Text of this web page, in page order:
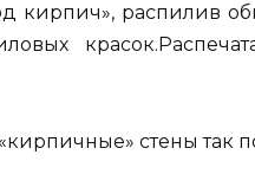
кирпич», распилив
стены так